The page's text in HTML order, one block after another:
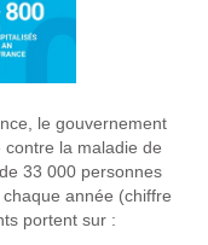
le gouvernement
la maladie de
33 000 personnes
année (chiffre
portent sur :